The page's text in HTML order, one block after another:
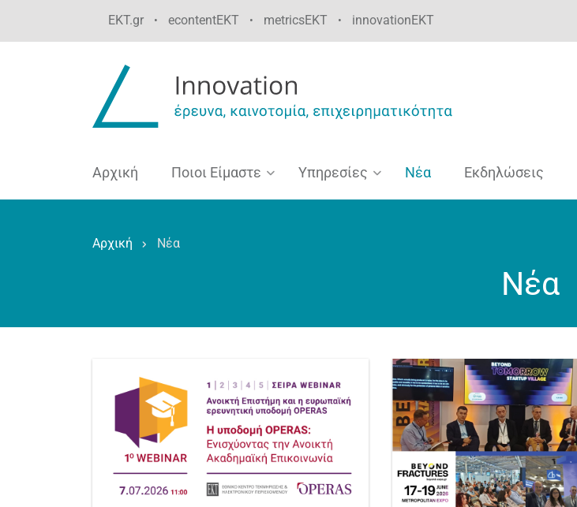
EKT.gr • econtentEKT • metricsEKT • innovationEKT
Αρχική Ποιοι Είμαστε Υπηρεσίες Νέα Εκδηλώσεις
Breadcrumb
Αρχική Νέα
Νέα